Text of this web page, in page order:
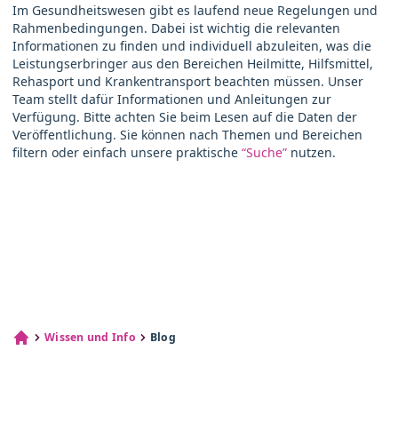
Im Gesundheitswesen gibt es laufend neue Regelungen und
Rahmenbedingungen. Dabei ist wichtig die relevanten
Informationen zu finden und individuell abzuleiten, was die
Leistungserbringer aus den Bereichen Heilmitte, Hilfsmittel,
Rehasport und Krankentransport beachten müssen. Unser
Team stellt dafür Informationen und Anleitungen zur
Verfügung. Bitte achten Sie beim Lesen auf die Daten der
Veröffentlichung. Sie können nach Themen und Bereichen
filtern oder einfach unsere praktische “Suche” nutzen.
Wissen und Info Blog